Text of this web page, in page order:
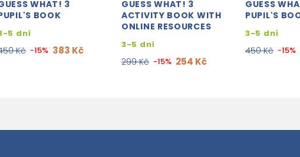
WHAT! 3
BOOK
5 dní
Kč -15% 383 Kč
GUESS WHAT! 3
ACTIVITY BOOK WITH
ONLINE RESOURCES
3-5 dní
299 Kč -15% 254 Kč
GUESS
PUPIL'S
3-5 dní
450 Kč -15%